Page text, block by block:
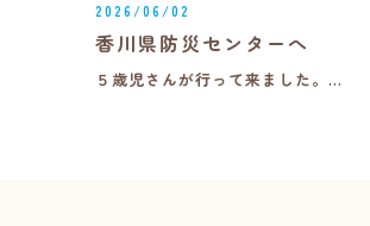
2026/06/02
香川県防災センターへ
５歳児さんが行って来ました。…